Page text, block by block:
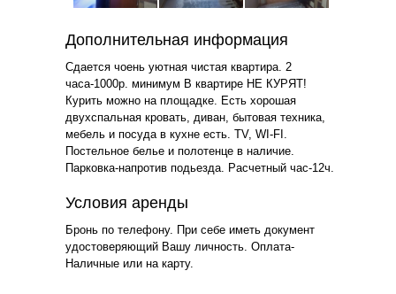
Дополнительная информация
Сдается чоень уютная чистая квартира. 2
часа-1000р. минимум В квартире НЕ КУРЯТ!
Курить можно на площадке. Есть хорошая
двухспальная кровать, диван, бытовая техника,
мебель и посуда в кухне есть. TV, WI-FI.
Постельное белье и полотенце в наличие.
Парковка-напротив подьезда. Расчетный час-12ч.
Условия аренды
Бронь по телефону. При себе иметь документ
удостоверяющий Вашу личность. Оплата-
Наличные или на карту.